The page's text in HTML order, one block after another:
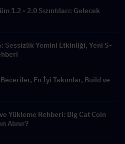
1.2 - 2.0 Sızıntıları: Gelecek
Sessizlik Yemini Etkinliği, Yeni S-
En İyi Takımlar, Build ve
Yükleme Rehberi: Big Cat Coin
Alınır?